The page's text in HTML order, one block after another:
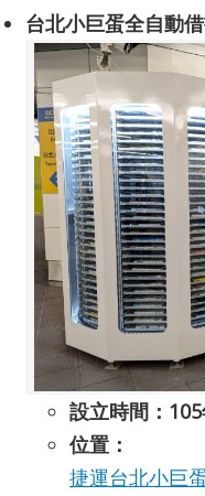
台北小巨蛋全自動
設立時間：
位置：
捷運台北小巨